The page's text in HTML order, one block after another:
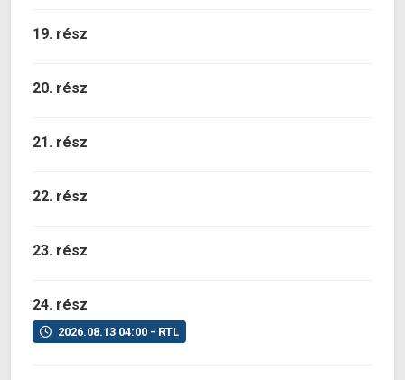
19. rész
20. rész
21. rész
22. rész
23. rész
24. rész
2026.08.13 04:00 - RTL